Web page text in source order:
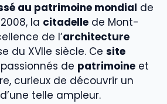
au patrimoine mondial de
2008, la citadelle de Mont-
de l’architecture
du XVIIe siècle. Ce site
de patrimoine et
curieux de découvrir un
d’une telle ampleur.